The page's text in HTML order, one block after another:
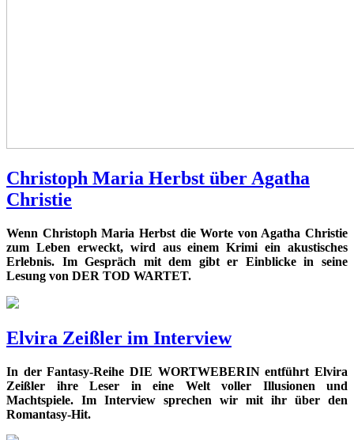
Christoph Maria Herbst über Agatha
Christie
Wenn Christoph Maria Herbstdie Worte von Agatha Christie
zum Leben erweckt, wird aus einem Krimi ein akustisches
Erlebnis. Im Gespräch mit dem gibt er Einblicke in seine
Lesung von DER TOD WARTET.
Elvira Zeißler im Interview
In der Fantasy-Reihe DIE WORTWEBERIN entführt Elvira
Zeißler ihre Leser in eine Welt voller Illusionen und
Machtspiele. Im Interview sprechen wir mit ihr über den
Romantasy-Hit.